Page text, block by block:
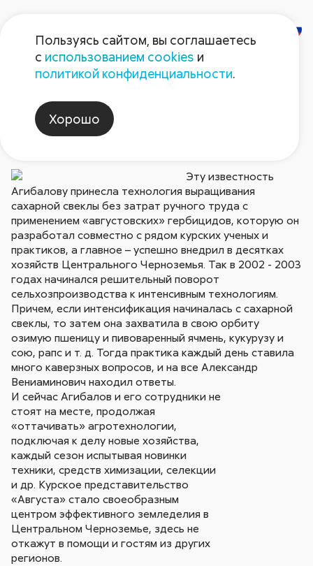
АЛЕКСАНДРУ
АГИБАЛОВУ – 60 ЛЕТ
Эту известность
Агибалову принесла технология выращивания
сахарной свеклы без затрат ручного труда с
применением «августовских» гербицидов, которую он
разработал совместно с рядом курских ученых и
практиков, а главное – успешно внедрил в десятках
хозяйств Центрального Черноземья. Так в 2002 - 2003
годах начинался решительный поворот
сельхозпроизводства к интенсивным технологиям.
Причем, если интенсификация начиналась с сахарной
свеклы, то затем она захватила в свою орбиту
озимую пшеницу и пивоваренный ячмень, кукурузу и
сою, рапс и т. д. Тогда практика каждый день ставила
много каверзных вопросов, и на все Александр
Вениаминович находил ответы.
И сейчас Агибалов и его сотрудники не
стоят на месте, продолжая
«оттачивать» агротехнологии,
подключая к делу новые хозяйства,
каждый сезон испытывая новинки
техники, средств химизации, селекции
и др. Курское представительство
«Августа» стало своеобразным
центром эффективного земледелия в
Центральном Черноземье, здесь не
откажут в помощи и гостям из других
регионов.
Пользуясь сайтом, вы соглашаетесь
с использованием cookies и
политикой конфиденциальности.
Хорошо